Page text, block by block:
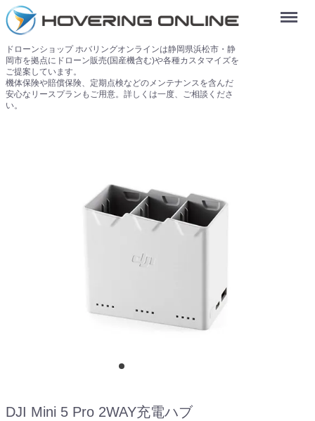
ドローンショップ ホバリングオンラインは静岡県浜松市・静
岡市を拠点にドローン販売(国産機含む)や各種カスタマイズを
ご提案しています。
機体保険や賠償保険、定期点検などのメンテナンスを含んだ
安心なリースプランもご用意。詳しくは一度、ご相談くださ
い。
Menu
DJI Mini 5 Pro 2WAY充電ハブ